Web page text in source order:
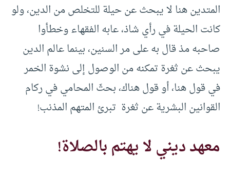
المتدين هنا لا يبحث عن حيلة للتخلص من الدين، ولو
كانت الحيلة في رأي شاذ، عابه الفقهاء وخطأوا
صاحبه مذ قال به على مر السنين، بينما عالم الدين
يبحث عن ثغرة تمكنه من الوصول إلى نشوة الخمر
في قول هنا، أو قول هناك، بحثَ المحامي في ركام
القوانين البشرية عن ثغرة تبرئ المتهم المذنب!
معهد ديني لا يهتم بالصلاة!